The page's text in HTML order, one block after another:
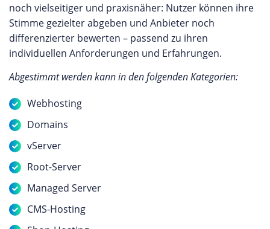
noch vielseitiger und praxisnäher: Nutzer können ihre
Stimme gezielter abgeben und Anbieter noch
differenzierter bewerten – passend zu ihren
individuellen Anforderungen und Erfahrungen.
Abgestimmt werden kann in den folgenden Kategorien:
Webhosting
Domains
vServer
Root-Server
Managed Server
CMS-Hosting